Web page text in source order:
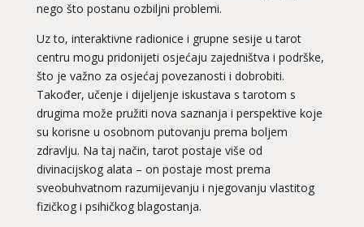
nego što postanu ozbiljni problemi.
Uz to, interaktivne radionice i grupne sesije u tarot
centru mogu pridonijeti osjećaju zajedništva i podrške,
što je važno za osjećaj povezanosti i dobrobiti.
Također, učenje i dijeljenje iskustava s tarotom s
drugima može pružiti nova saznanja i perspektive koje
su korisne u osobnom putovanju prema boljem
zdravlju. Na taj način, tarot postaje više od
divinacijskog alata – on postaje most prema
sveobuhvatnom razumijevanju i njegovanju vlastitog
fizičkog i psihičkog blagostanja.